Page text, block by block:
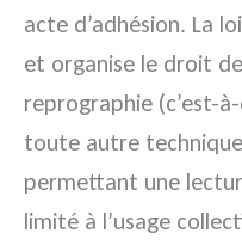
acte d’adhésion. La
et organise le droit
reprographie (c’est-
toute autre
permettant une
limité à l’usage